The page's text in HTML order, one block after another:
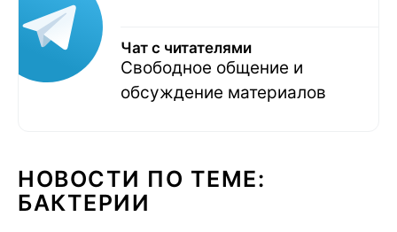
Чат с читателями
Свободное общение и
обсуждение материалов
НОВОСТИ ПО ТЕМЕ:
БАКТЕРИИ